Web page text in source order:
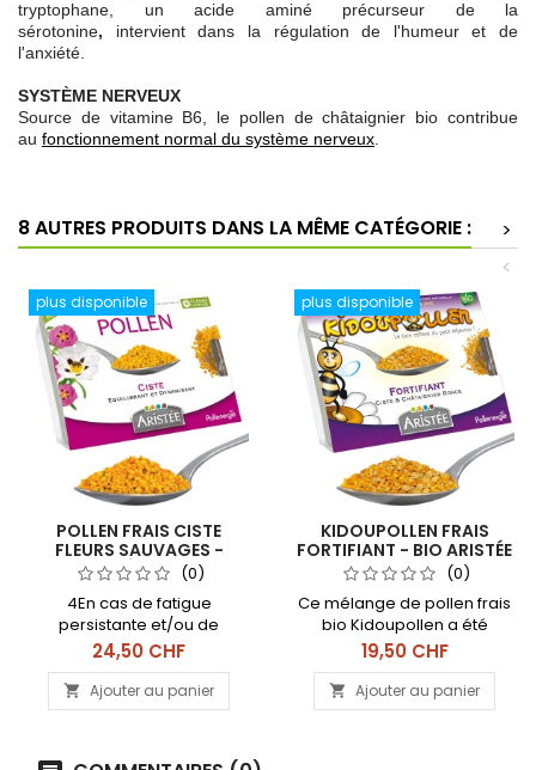
tryptophane, un acide aminé précurseur de la
sérotonine, intervient dans la régulation de l'humeur et de
l'anxiété.
SYSTÈME NERVEUX
Source de vitamine B6, le pollen de châtaignier bio contribue
au fonctionnement normal du système nerveux
8 AUTRES PRODUITS DANS LA MÊME CATÉGORIE :
>
<
plus disponible
POLLEN FRAIS CISTE
FLEURS SAUVAGES -
ARISÉE 250G(0)
4En cas de fatigue
persistante et/ou de
troubles intestinaux.
Également recommandé
en phase préparatoire pour
les sportifs professionnels
conserver au congélateur
Prix
24,50 CHF
 Ajouter au panier
plus disponible
KIDOUPOLLEN FRAIS
FORTIFIANT - BIO ARISTÉE
190G
(0)
Ce mélange de pollen frais
bio Kidoupollen a été
spécialement élaborée
pour répondre aux besoins
en micronutriments &amp;
ferments lactiques des
Prix
19,50 CHF
 Ajouter au panier